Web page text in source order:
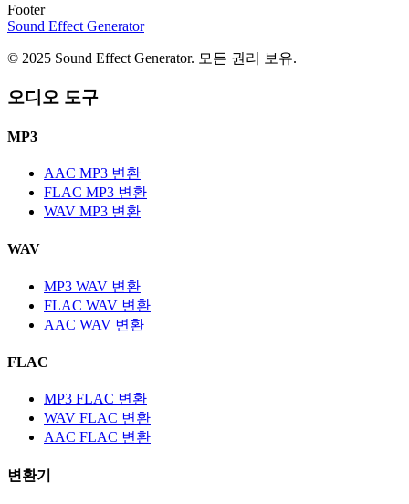
Footer
Sound Effect Generator
© 2025 Sound Effect Generator. 모든 권리 보유.
오디오 도구
MP3
AAC MP3 변환
FLAC MP3 변환
WAV MP3 변환
WAV
MP3 WAV 변환
FLAC WAV 변환
AAC WAV 변환
FLAC
MP3 FLAC 변환
WAV FLAC 변환
AAC FLAC 변환
변환기